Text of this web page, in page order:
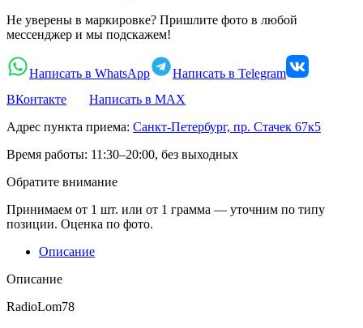
Не уверены в маркировке? Пришлите фото в любой
мессенджер и мы подскажем!
Написать в WhatsApp
Написать в Telegram
ВКонтакте
Написать в MAX
Адрес пункта приема: Санкт-Петербург, пр. Стачек 67к5
Время работы: 11:30–20:00, без выходных
Обратите внимание
Принимаем от 1 шт. или от 1 грамма — уточним по типу
позиции. Оценка по фото.
Описание
Описание
RadioLom78